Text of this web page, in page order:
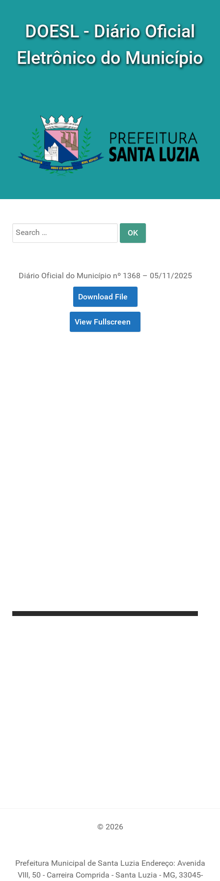
DOESL - Diário Oficial
Eletrônico do Município
Search
for:
Diário Oficial do Município nº 1368 – 05/11/2025
Download File
View Fullscreen
© 2026
Prefeitura Municipal de Santa Luzia Endereço: Avenida
VIII, 50 - Carreira Comprida - Santa Luzia - MG, 33045-